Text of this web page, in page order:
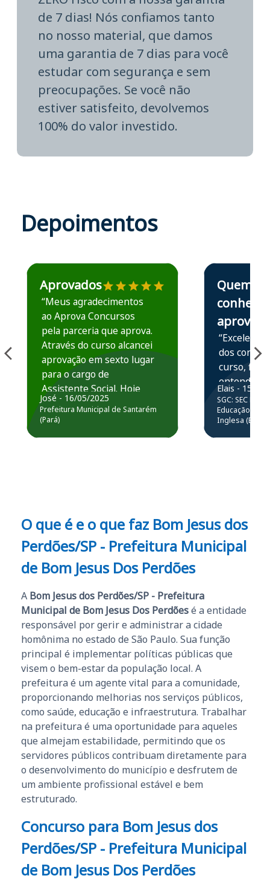
de 7 dias! Nós confiamos tanto
no nosso material, que damos
uma garantia de 7 dias para você
estudar com segurança e sem
preocupações. Se você não
estiver satisfeito, devolvemos
100% do valor investido.
Depoimentos
Estudante José recomenda o Aprova Concursos em
Aprovados
“Meus agradecimentos
ao Aprova Concursos
pela parceria que aprova.
Através do curso alcancei
aprovação em sexto lugar
para o cargo de
Assistente Social. Hoje
estou atuando na
Prefeitura de Santarém.
José - 16/05/2025
Prefeitura Municipal de Santarém
(Pará)
Estudante Elais
Quem
conhece,
aprova
“Excelente
dos
curso,
entender e
prática
resolução
questões.”
Elais - 15/07/
SGC: SEC BA
Educação
Inglesa (Edital
O que é e o que faz Bom Jesus dos
Perdões/SP - Prefeitura Municipal
de Bom Jesus Dos Perdões
A Bom Jesus dos Perdões/SP - Prefeitura
Municipal de Bom Jesus Dos Perdõesé a entidade
responsável por gerir e administrar a cidade
homônima no estado de São Paulo. Sua função
principal é implementar políticas públicas que
visem o bem-estar da população local. A
prefeitura é um agente vital para a comunidade,
proporcionando melhorias nos serviços públicos,
como saúde, educação e infraestrutura. Trabalhar
na prefeitura é uma oportunidade para aqueles
que almejam estabilidade, permitindo que os
servidores públicos contribuam diretamente para
o desenvolvimento do município e desfrutem de
um ambiente profissional estável e bem
estruturado.
Concurso para Bom Jesus dos
Perdões/SP - Prefeitura Municipal
de Bom Jesus Dos Perdões